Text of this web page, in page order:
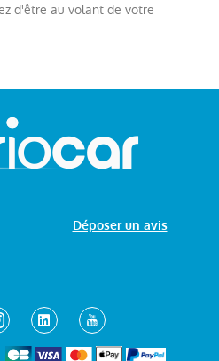
d'être au volant de votre
Déposer un avis